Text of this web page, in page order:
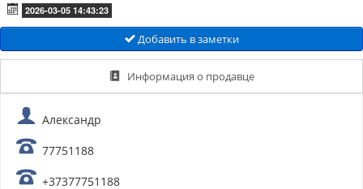
2026-03-05 14:43:23
Добавить в заметки
Информация о продавце
Александр
77751188
+37377751188